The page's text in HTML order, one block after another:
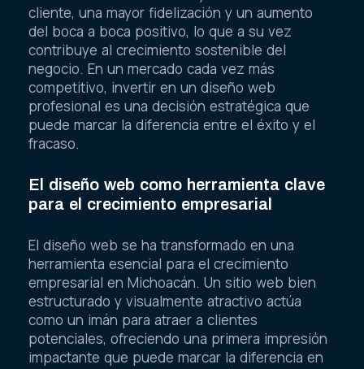
cliente, una mayor fidelización y un aumento
del boca a boca positivo, lo que a su vez
contribuye al crecimiento sostenible del
negocio. En un mercado cada vez más
competitivo, invertir en un diseño web
profesional es una decisión estratégica que
puede marcar la diferencia entre el éxito y el
fracaso.
El diseño web como herramienta clave
para el crecimiento empresarial
El diseño web se ha transformado en una
herramienta esencial para el crecimiento
empresarial en Michoacán. Un sitio web bien
estructurado y visualmente atractivo actúa
como un imán para atraer a clientes
potenciales, ofreciendo una primera impresión
impactante que puede marcar la diferencia en